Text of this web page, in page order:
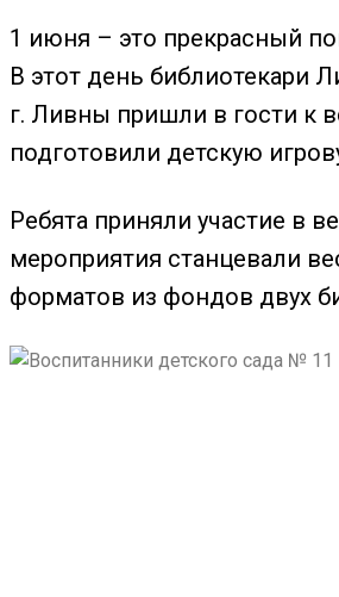
1 июня – это прекрасный
В этот день библиотекари
г. Ливны пришли в гости к
подготовили детскую
Ребята приняли участие в
мероприятия станцевали
форматов из фондов двух